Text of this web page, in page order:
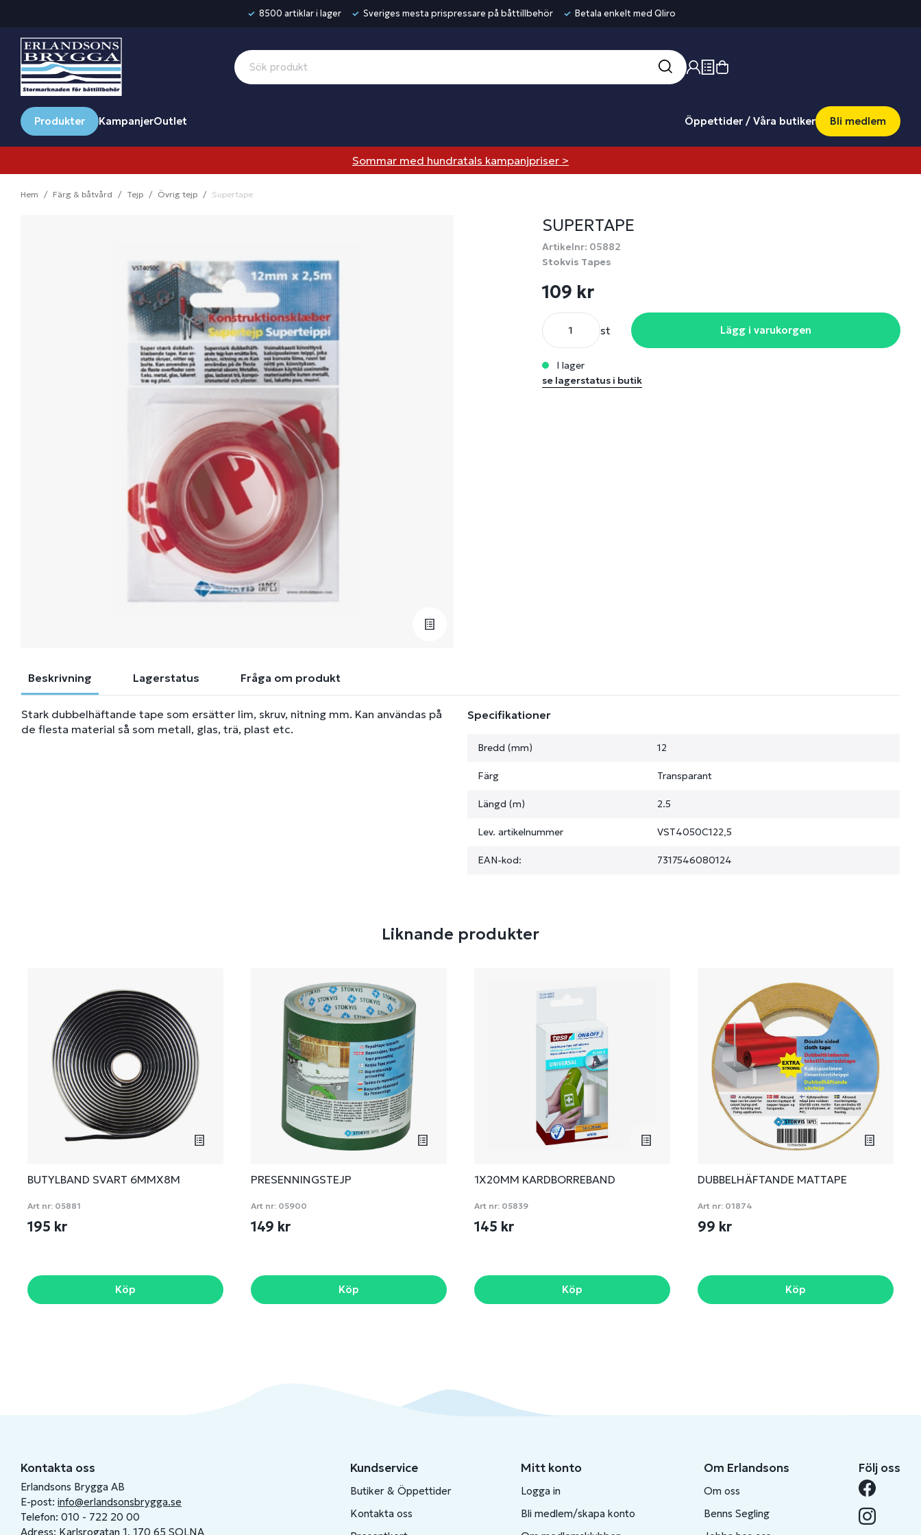
8500 artiklar i lager Sveriges mesta prispressare på båttillbehör Betala enkelt med Qliro
Produkter KampanjerOutlet Öppettider / Våra butiker Bli medlem
Sommar med hundratals kampanjpriser >
Hem Färg & båtvård Tejp Övrig tejp Supertape
SUPERTAPE
Artikelnr: 05882
Stokvis Tapes
109 kr
st Lägg i varukorgen
i lager
se lagerstatus i butik
Beskrivning Lagerstatus Fråga om produkt
Stark dubbelhäftande tape som ersätter lim, skruv, nitning mm. Kan användas på
de flesta material så som metall, glas, trä, plast etc.
Specifikationer
Bredd (mm) 12
Färg Transparant
Längd (m) 2.5
Lev. artikelnummer VST4050C122,5
EAN-kod: 7317546080124
Liknande produkter
BUTYLBAND SVART 6MMX8M
Art nr: 05881
195 kr
Köp
PRESENNINGSTEJP
Art nr: 05900
149 kr
Köp
1X20MM KARDBORREBAND
Art nr: 05839
145 kr
Köp
DUBBELHÄFTANDE MATTAPE
Art nr: 01874
99 kr
Köp
Kontakta oss
Erlandsons Brygga AB
E-post: info@erlandsonsbrygga.se
Telefon: 010 - 722 20 00
Adress: Karlsrogatan 1, 170 65 SOLNA
Kundservice
Butiker & Öppettider
Kontakta oss
Mitt konto
Logga in
Bli medlem/skapa konto
Om Erlandsons
Om oss
Benns Segling
Följ oss